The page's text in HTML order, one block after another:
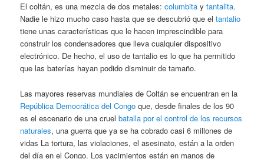
El coltán, es una mezcla de dos metales:columbita ytantalita.
Nadie le hizo mucho caso hasta que se descubrió que eltantalio
tiene unas características que le hacen imprescindible para
construir los condensadores que lleva cualquier dispositivo
electrónico. De hecho, el uso de tantalio es lo que ha permitido
que las baterías hayan podido disminuir de tamaño.
Las mayores reservas mundiales de Coltán se encuentran en la
República Democrática del Congo que, desde finales de los 90
es el escenario de una cruelbatalla por el control de los recursos
naturales, una guerra que ya se ha cobrado casi 6 millones de
vidas La tortura, las violaciones, el asesinato, están a la orden
del día en el Congo. Los yacimientos están en manos de